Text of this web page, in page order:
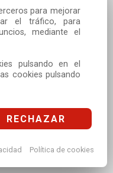
para mejorar
el tráfico, para
mediante el
pulsando en el
cookies pulsando
RECHAZAR
Política de cookies